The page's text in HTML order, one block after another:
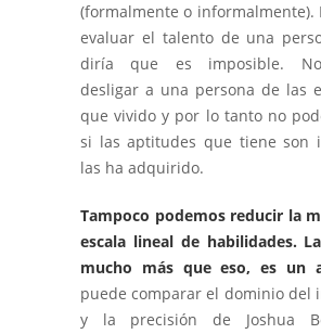
(formalmente o informalmente).
evaluar el talento de una
diría que es imposible. No
desligar a una persona de las
que vivido y por lo tanto no
si las aptitudes que tiene son
las ha adquirido.
Tampoco podemos reducir la
escala lineal de habilidades.
mucho más que eso, es un
puede comparar el dominio del
y la precisión de Joshua